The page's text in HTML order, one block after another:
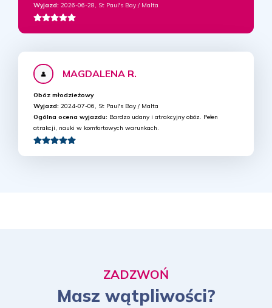
Wyjazd: 2026-06-28, St Paul's Bay / Malta
MAGDALENA R.
Obóz młodzieżowy
Wyjazd: 2024-07-06, St Paul's Bay / Malta
Ogólna ocena wyjazdu: Bardzo udany i atrakcyjny obóz. Pełen
atrakcji, nauki w komfortowych warunkach.
ZADZWOŃ
Masz wątpliwości?